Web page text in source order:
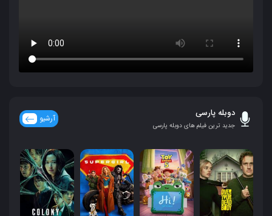
دوبله پارسی
جدید ترین فیلم های دوبله پارسی
آرشیو